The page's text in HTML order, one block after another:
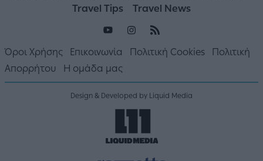
Travel Tips
Travel News
Όροι Χρήσης Επικοινωνία Πολιτική Cookies
Πολιτική
Απορρήτου
Η ομάδα μας
Design & Developed by Liquid Media